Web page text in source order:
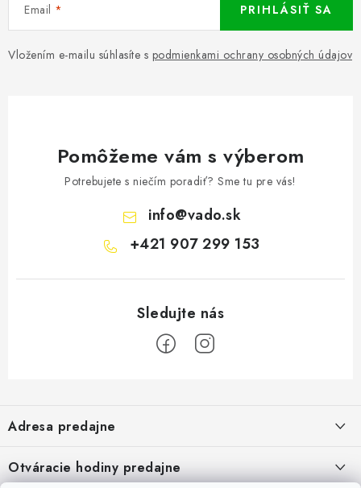
Email
Vložením e-mailu súhlasíte s podmienkami ochrany osobných údajov
PRIHLÁSIŤ SA
Pomôžeme vám s výberom
Potrebujete s niečím poradiť? Sme tu pre vás!
info@vado.sk
+421 907 299 153
p
ä
t
Adresa predajne
Pekárska 4, 941 31 Dvory nad Žitavou
Otváracie hodiny predajne